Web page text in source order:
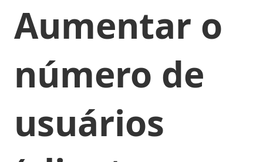
Aumentar o
número de
usuários